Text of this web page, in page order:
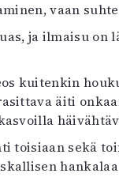
vaan
ja ilmaisu on
kuitenkin
äiti
toisiaan sekä